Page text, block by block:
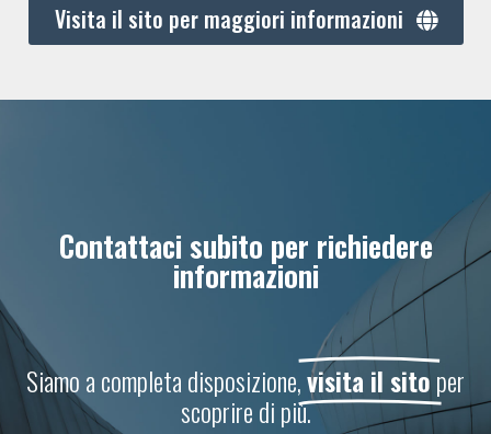
Visita il sito per maggiori informazioni
Contattaci subito per richiedere
informazioni
Siamo a completa disposizione,visita il sitoper
scoprire di più.